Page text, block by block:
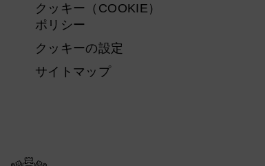
クッキー（COOKIE）
ポリシー
クッキーの設定
サイトマップ